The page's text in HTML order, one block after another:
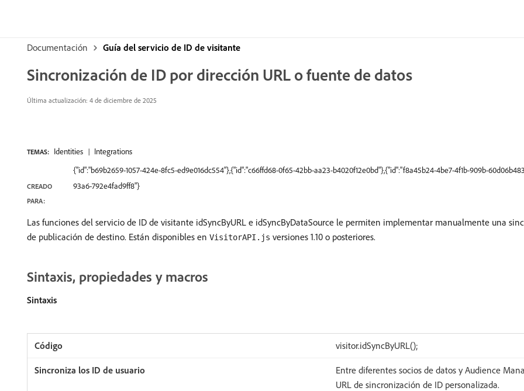
Documentación Guía del servicio de ID de visitante
Sincronización de ID por dirección URL o fuente de datos
Última actualización: 4 de diciembre de 2025
TEMAS: Identities Integrations
CREADO
PARA:
{"id":"b69b2659-1057-424e-8fc5-ed9e016dc554"},{"id":"c66ffd68-0f65-42bb-aa23-b4020f12e0bd"},{"id":"f8a45b24-4be7-4f1b-909b-
93a6-792e4fad9ff8"}
Las funciones del servicio de ID de visitante idSyncByURL e idSyncByDataSource le permiten implementar manualmente una
de publicación de destino. Están disponibles en VisitorAPI.js versiones 1.10 o posteriores.
Sintaxis, propiedades y macros
Sintaxis
visitor.idSyncByURL();
Entre diferentes socios de datos y Audience
URL de sincronización de ID personalizada.